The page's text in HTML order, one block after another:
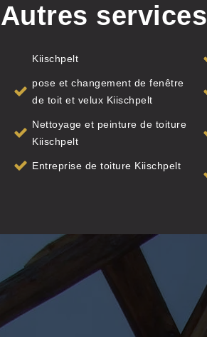
Autres services
Kiischpelt
pose et changement de fenêtre
de toit et velux Kiischpelt
Nettoyage et peinture de toiture
Kiischpelt
Entreprise de toiture Kiischpelt